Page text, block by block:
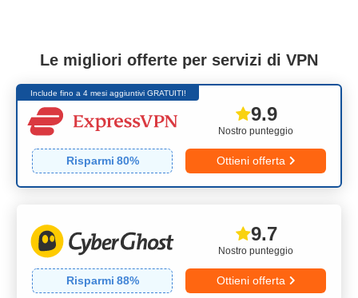
Le migliori offerte per servizi di VPN
Include fino a 4 mesi aggiuntivi GRATUITI!
Nostro punteggio
9.9
Risparmi 80% Ottieni offerta
Nostro punteggio
9.7
Risparmi 88% Ottieni offerta